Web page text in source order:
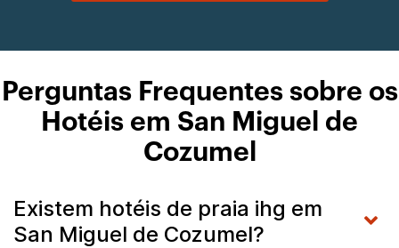
Perguntas Frequentes sobre os
Hotéis em San Miguel de
Cozumel
Existem hotéis de praia ihg em
San Miguel de Cozumel?